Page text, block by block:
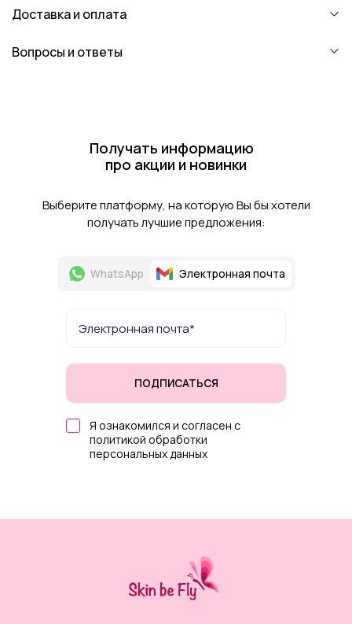
Доставка и оплата
Вопросы и ответы
Получать информацию
про акции и новинки
Выберите платформу, на которую Вы бы хотели
получать лучшие предложения:
WhatsApp Электронная почта
ПОДПИСАТЬСЯ
Я ознакомился и согласен с
политикой обработки
персональных данных